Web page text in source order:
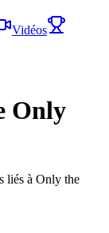
Vidéos
Only
liés à Only the